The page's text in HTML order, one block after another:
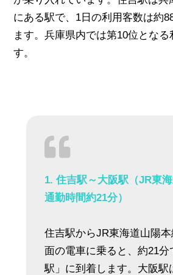
にある駅で、1日の利用客数は約
ます。兵庫県内では第10位とな
す。
1. 住吉駅～大阪駅（JR東
通勤時間約21分）
住吉駅からJR東海道山陽
面の電車に乗ると、約21分
駅」に到着します。大阪駅